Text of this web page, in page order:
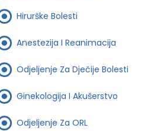
Hirurške Bolesti
Anestezija I Reanimacija
Odjeljenje Za Dječije Bolesti
Ginekologija I Akušerstvo
Odjeljenje Za ORL